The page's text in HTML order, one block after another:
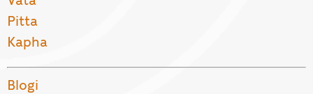
Pitta
Kapha
Blogi